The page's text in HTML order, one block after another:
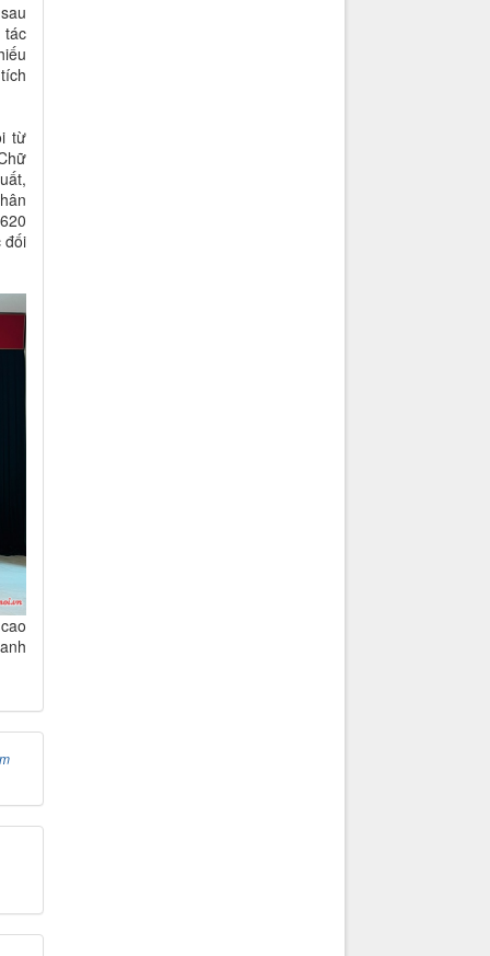
từ
đối